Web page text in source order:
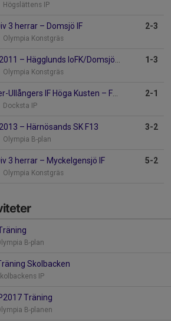
Högslättens IP
3 herrar – Domsjö IF
Olympia Konstgräs
2-3
– Hägglunds IoFK/Domsjö IF
Olympia Konstgräs
1-3
Ullångers IF Höga Kusten – F2012-2013
Docksta IP
2-1
– Härnösands SK F13
Olympia B-plan
3-2
3 herrar – Myckelgensjö IF
Olympia Konstgräs
5-2
B-plan
Skolbacken
IP
Träning
B-planen